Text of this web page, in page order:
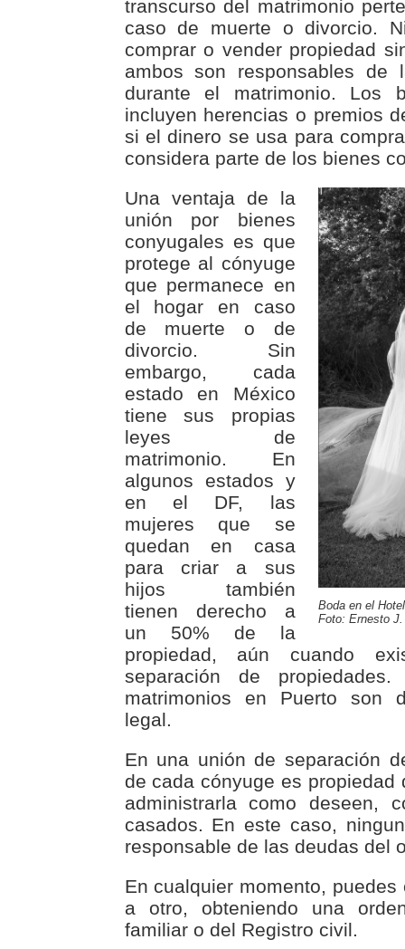
transcurso del matrimonio
caso de muerte o divorcio.
comprar o vender propiedad
ambos son responsables de
durante el matrimonio. Los
incluyen herencias o premios
si el dinero se usa para
considera parte de los bienes
Boda en el
Foto: Ernesto J.
Una ventaja de la
unión por bienes
conyugales es que
protege al cónyuge
que permanece en
el hogar en caso
de muerte o de
divorcio. Sin
embargo, cada
estado en México
tiene sus propias
leyes de
matrimonio. En
algunos estados y
en el DF, las
mujeres que se
quedan en casa
para criar a sus
hijos también
tienen derecho a
un 50% de la
propiedad, aún cuando
separación de
matrimonios en Puerto son
legal.
En una unión de separación
de cada cónyuge es propiedad
administrarla como deseen,
casados. En este caso,
responsable de las deudas del
En cualquier momento,
a otro, obteniendo una
familiar o del Registro civil.